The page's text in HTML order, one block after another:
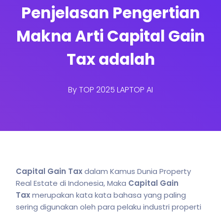
Penjelasan Pengertian
Makna Arti Capital Gain
Tax adalah
ByTOP 2025 LAPTOP AI
Capital Gain Taxdalam Kamus Dunia Property
Real Estate di Indonesia, Maka Capital Gain
Taxmerupakan kata kata bahasa yang paling
sering digunakan oleh para pelaku industri properti